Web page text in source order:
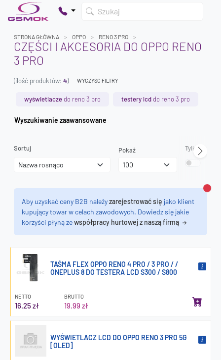
Szukaj
Dodaj produkty, aby kontynuować.
STRONA GŁÓWNA OPPO RENO 3 PRO
CZĘŚCI I AKCESORIA DO OPPO RENO
3 PRO
(ilość produktów: 4) WYCZYŚĆ FILTRY
wyświetlacze do reno 3 pro testery lcd do reno 3 pro
Wyszukiwanie zaawansowane
Sortuj Pokaż Tylko
Aby uzyskać ceny B2B należyzarejestrować się jako klient
kupujący towar w celach zawodowych. Dowiedz się jakie
korzyści płyną zewspółpracy hurtowej z naszą firmą
TAŚMA FLEX OPPO RENO 4 PRO / 3 PRO / /
ONEPLUS 8 DO TESTERA LCD S300 / S800
NETTO
16.25 zł
BRUTTO
19.99 zł
WYŚWIETLACZ LCD DO OPPO RENO 3 PRO 5G
[OLED]